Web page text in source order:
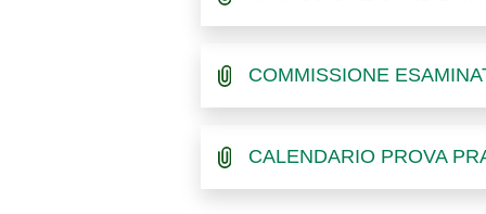
COMMISSIONE
CALENDARIO PROVA